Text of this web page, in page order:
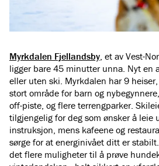
Myrkdalen Fjellandsby, et av Vest-
ligger bare 45 minutter unna. Nyt en
eller uten ski. Myrkdalen har 9
stort område for barn og
off-piste, og flere terrengparker.
tilgjengelig for deg som ønsker å leie
instruksjon, mens kafeene og
sørge for at energinivået ditt er
det flere muligheter til å prøve